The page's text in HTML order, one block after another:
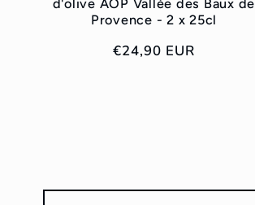
d'olive AOP Vallée des Baux de
Provence - 2 x 25cl
Prix
€24,90 EUR